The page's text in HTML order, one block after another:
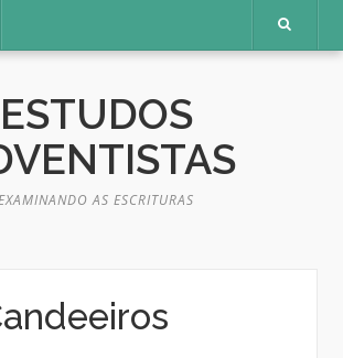
ESTUDOS
AS ESCRITURAS